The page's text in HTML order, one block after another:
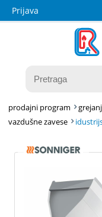
Prijava
prodajni program
vazdušne zavese